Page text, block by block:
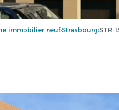
immobilier neuf›Strasbourg›STR-